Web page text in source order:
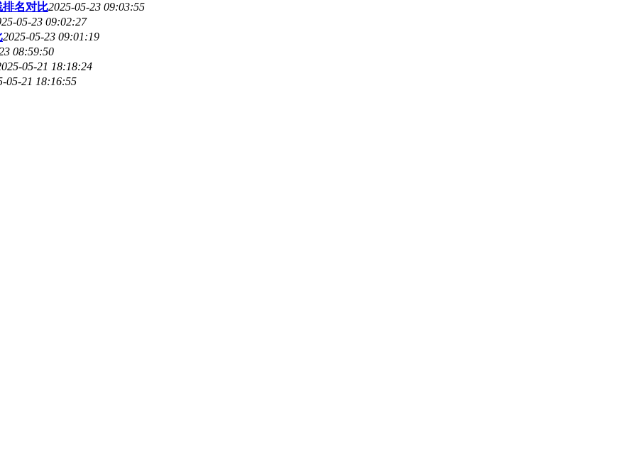
排名对比2025-05-23 09:03:55
05-23 09:02:27
2025-05-23 09:01:19
08:59:50
05-21 18:18:24
05-21 18:16:55